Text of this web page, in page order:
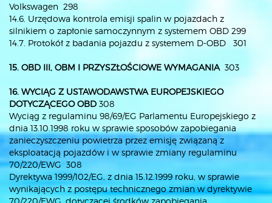
Volkswagen 298
14.6. Urzędowa kontrola emisji spalin w pojazdach z
silnikiem o zapłonie samoczynnym z systemem OBD 299
14.7. Protokół z badania pojazdu z systemem D-OBD 301
15. OBD III, OBM I PRZYSZŁOŚCIOWE WYMAGANIA 303
16. WYCIĄG Z USTAWODAWSTWA EUROPEJSKIEGO
DOTYCZĄCEGO OBD 308
Wyciąg z regulaminu 98/69/EG Parlamentu Europejskiego z
dnia 13.10.1998 roku w sprawie sposobów zapobiegania
zanieczyszczeniu powietrza przez emisję związaną z
eksploatacją pojazdów i w sprawie zmiany regulaminu
70/220/EWG 308
Dyrektywa 1999/102/EG, z dnia 15.12.1999 roku, w sprawie
wynikających z postępu technicznego zmian w dyrektywie
70/220/EWG, dotyczącej środków zapobiegania